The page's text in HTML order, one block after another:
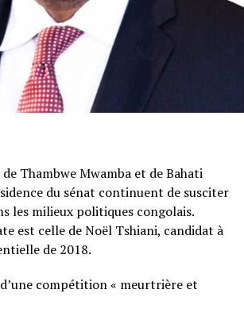
Thambwe Mwamba et de Bahati
du sénat continuent de susciter
les milieux politiques congolais.
est celle de Noël Tshiani, candidat à
de 2018.
compétition « meurtrière et